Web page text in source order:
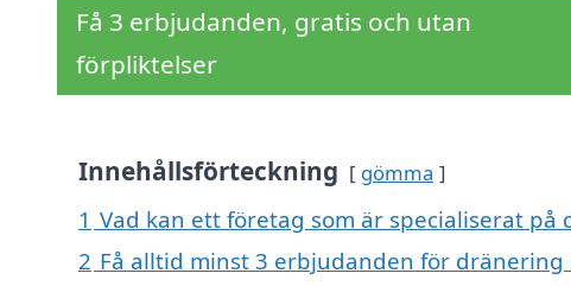
Få 3 erbjudanden, gratis och utan
förpliktelser
Innehållsförteckning gömma
1 Vad kan ett företag som är specialiserat
2 Få alltid minst 3 erbjudanden för dränering